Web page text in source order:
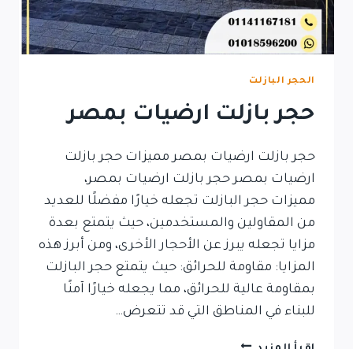
الحجر البازلت
حجر بازلت ارضيات بمصر
حجر بازلت ارضيات بمصر مميزات حجر بازلت
ارضيات بمصر حجر بازلت ارضيات بمصر،
مميزات حجر البازلت تجعله خيارًا مفضلًا للعديد
من المقاولين والمستخدمين، حيث يتمتع بعدة
مزايا تجعله يبرز عن الأحجار الأخرى، ومن أبرز هذه
المزايا: مقاومة للحرائق: حيث يتمتع حجر البازلت
بمقاومة عالية للحرائق، مما يجعله خيارًا آمنًا
للبناء في المناطق التي قد تتعرض…
حجر